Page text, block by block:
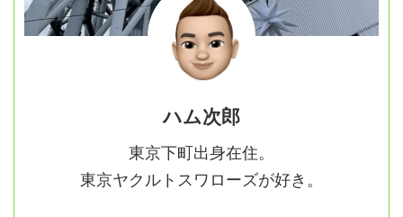
ハム次郎
東京下町出身在住。
東京ヤクルトスワローズが好き。